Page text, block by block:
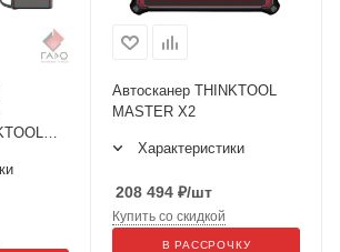
Автосканер THINKTOOL
MASTER X2
Характеристики
208 494 ₽/шт
Купить со скидкой
В РАССРОЧКУ